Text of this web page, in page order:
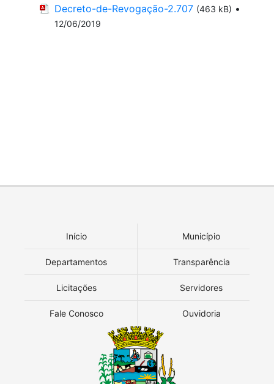
Decreto-de-Revogação-2.707 (463 kB) •
12/06/2019
Início Município
Departamentos Transparência
Licitações Servidores
Fale Conosco Ouvidoria